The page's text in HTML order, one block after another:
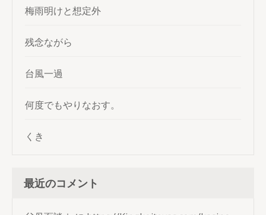
り梅雨明けと想定外
残念ながら
台風一過
何度でもやりなおす。
くき
最近のコメント